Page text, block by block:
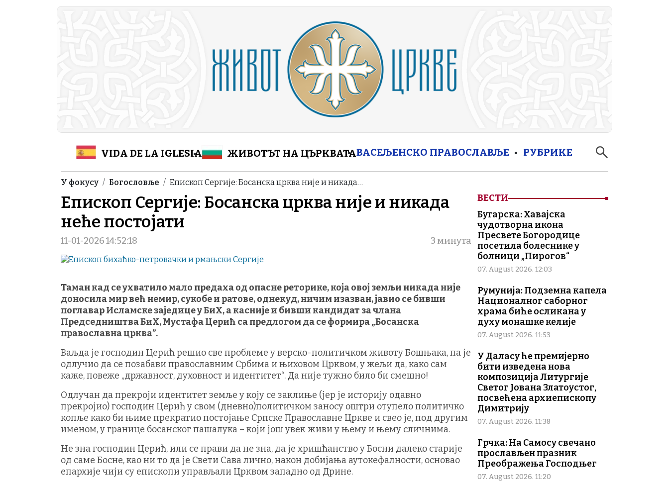
Skip to main content
Header Category Menu
VIDA DE LA IGLESIA ЖИВОТЪТ НА ЦЪРКВАТАВАСЕЉЕНСКО ПРАВОСЛАВЉЕ РУБРИКЕ
Breadcrumb
У фокусу Богословље Епископ Сергије: Босанска црква није и никада…
Епископ Сергије: Босанска црква није и никада
неће постојати
11-01-2026 14:52:18 3 минута
Таман кад се ухватило мало предаха од опасне реторике, која овој земљи никада није
доносила мир већ немир, сукобе и ратове, однекуд, ничим изазван, јавио се бивши
поглавар Исламске заједице у БиХ, а касније и бивши кандидат за члана
Председништва БиХ, Мустафа Церић са предлогом да се формира „Босанска
православна црква”.
Ваљда је господин Церић решио све проблеме у верско-политичком животу Бошњака, па је
одлучио да се позабави православним Србима и њиховом Црквом, у жељи да, како сам
каже, повеже „државност, духовност и идентитет“. Да није тужно било би смешно!
Одлучан да прекроји идентитет земље у коју се заклиње (јер је историју одавно
прекројио) господин Церић у свом (дневно)политичком заносу оштри отупело политичко
копље како би њиме прекратио постојање Српске Православне Цркве и свео је, под другим
именом, у границе босанског пашалука – који још увек живи у њему и њему сличнима.
Не зна господин Церић, или се прави да не зна, да је хришћанство у Босни далеко старије
од саме Босне, као ни то да је Свети Сава лично, након добијања аутокефалности, основао
епархије чији су епископи управљали Црквом западно од Дрине.
ВЕСТИ
Бугарска: Хавајска
чудотворна икона
Пресвете Богородице
посетила болеснике у
болници „Пирогов“
07. August 2026. 12:03
Румунија: Подземна капела
Националног саборног
храма биће осликана у
духу монашке келије
07. August 2026. 11:53
У Даласу ће премијерно
бити изведена нова
композиција Литургије
Светог Јована Златоустог,
посвећена архиепископу
Димитрију
07. August 2026. 11:38
Грчка: На Самосу свечано
прослављен празник
Преображења Господњег
07. August 2026. 11:20